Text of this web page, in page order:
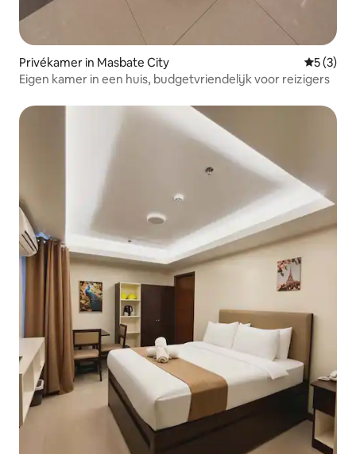
Privékamer in Masbate City
5 (3)
Eigen kamer in een huis, budgetvriendelijk voor reizigers